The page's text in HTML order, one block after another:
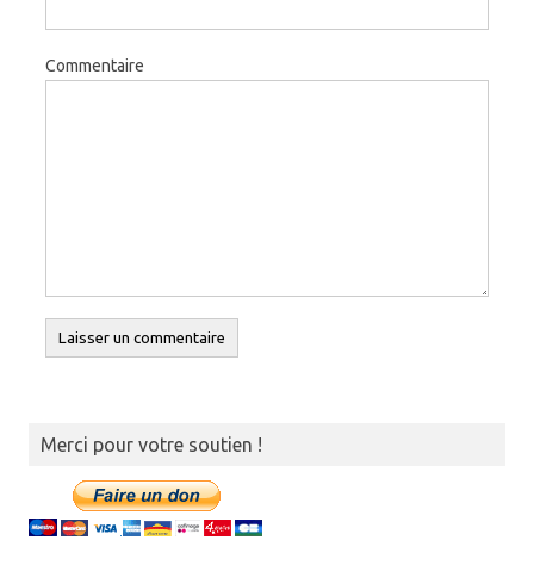
Commentaire
Merci pour votre soutien !